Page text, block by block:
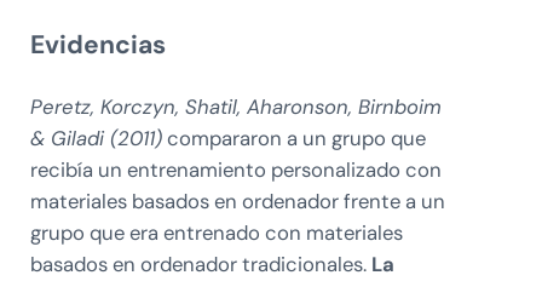
Evidencias
Peretz, Korczyn, Shatil, Aharonson, Birnboim
& Giladi (2011)compararon a un grupo que
recibía un entrenamiento personalizado con
materiales basados en ordenador frente a un
grupo que era entrenado con materiales
basados en ordenador tradicionales. La